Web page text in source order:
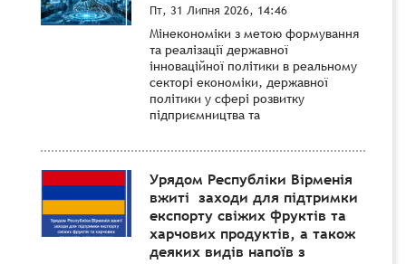
Пт, 31 Липня 2026, 14:46
Мінекономіки з метою формування
та реалізації державної
інноваційної політики в реальному
секторі економіки, державної
політики у сфері розвитку
підприємництва та
Урядом Республіки Вірменія
вжиті заходи для підтримки
експорту свіжих фруктів та
харчових продуктів, а також
деяких видів напоїв з